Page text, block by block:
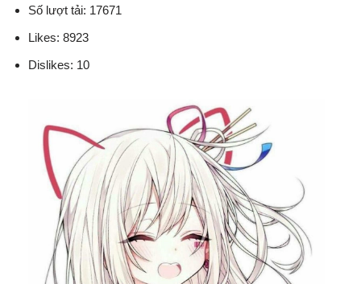
Số lượt tải: 17671
Likes: 8923
Dislikes: 10